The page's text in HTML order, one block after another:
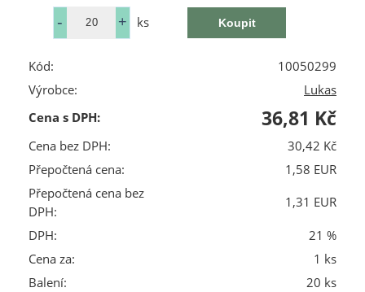
ks
Kód:
10050299
Výrobce:
Lukas
Cena s DPH:
36,81 Kč
Cena bez DPH:
30,42 Kč
Přepočtená cena:
1,58 EUR
Přepočtená cena bez
DPH:
1,31 EUR
DPH:
21 %
Cena za:
1 ks
Balení:
20 ks